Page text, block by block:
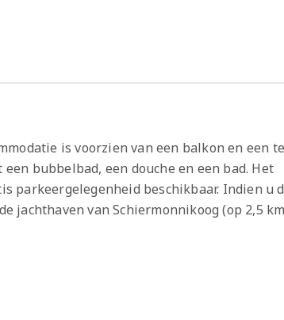
is voorzien van een balkon en een
bubbelbad, een douche en een bad. Het
parkeergelegenheid beschikbaar. Indien u
jachthaven van Schiermonnikoog (op 2,5